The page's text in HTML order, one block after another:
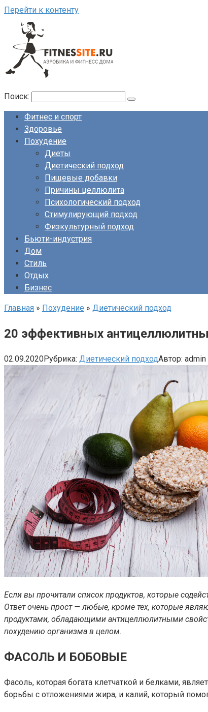
Перейти к контенту
Поиск:
Фитнес и спорт
Здоровье
Похудение
Диеты
Диетический подход
Пищевые добавки
Причины целлюлита
Психологический подход
Стимулирующий подход
Физкультурный подход
Бьюти-индустрия
Дом
Стиль
Отдых
Бизнес
Главная » Похудение » Диетический подход
20 эффективных
02.09.2020Рубрика: Диетический подходАвтор: admin
Если вы прочитали список продуктов, которые
Ответ очень прост — любые, кроме тех, которые
продуктами, обладающими антицеллюлитными
похудению организма в целом.
ФАСОЛЬ И БОБОВЫЕ
Фасоль, которая богата клетчаткой и белками,
борьбы с отложениями жира, и калий, который